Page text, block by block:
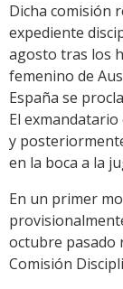
Dicha comisión
expediente
agosto tras los
femenino de
España se
El
y
en la boca a la
En un primer
octubre pasado
Comisión